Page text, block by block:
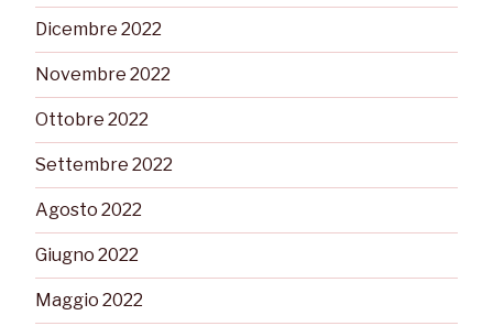
Dicembre 2022
Novembre 2022
Ottobre 2022
Settembre 2022
Agosto 2022
Giugno 2022
Maggio 2022